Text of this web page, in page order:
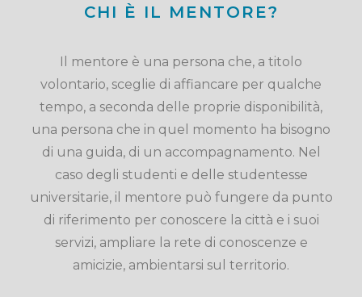
CHI È IL MENTORE?
Il mentore è una persona che, a titolo
volontario, sceglie di affiancare per qualche
tempo, a seconda delle proprie disponibilità,
una persona che in quel momento ha bisogno
di una guida, di un accompagnamento. Nel
caso degli studenti e delle studentesse
universitarie, il mentore può fungere da punto
di riferimento per conoscere la città e i suoi
servizi, ampliare la rete di conoscenze e
amicizie, ambientarsi sul territorio.